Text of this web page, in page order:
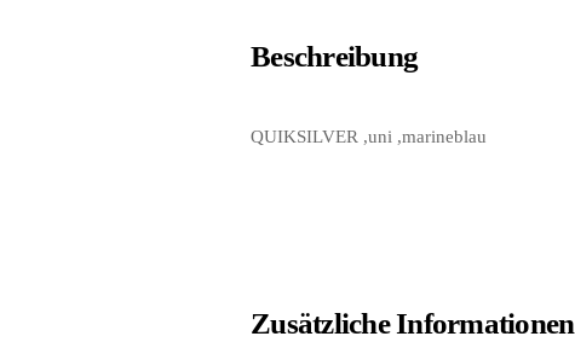
Beschreibung
QUIKSILVER ,uni ,marineblau
Zusätzliche Informationen